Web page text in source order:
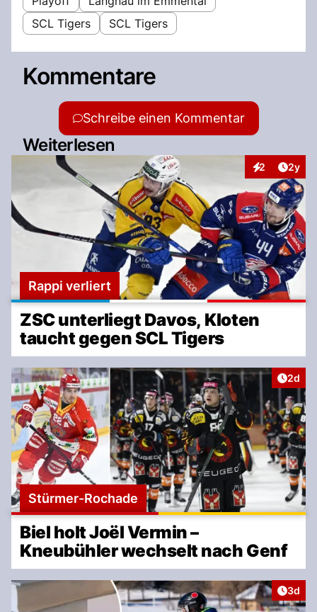
SCL Tigers
SCL Tigers
Kommentare
Schreibe einen Kommentar
Weiterlesen
2
Interaktionen
2y
Rappi verliert
ZSC unterliegt Davos, Kloten
taucht gegen SCL Tigers
2d
Stürmer-Rochade
Biel holt Joël Vermin –
Kneubühler wechselt nach Genf
3d